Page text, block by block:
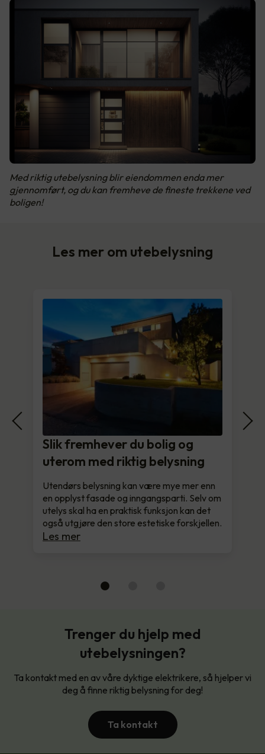
Med riktig utebelysning blir eiendommen enda mer
gjennomført, og du kan fremheve de fineste trekkene ved
boligen!
Les mer om utebelysning
Slik fremhever du bolig og
uterom med riktig belysning
Utendørs belysning kan være mye mer enn
en opplyst fasade og inngangsparti. Selv om
utelys skal ha en praktisk funksjon kan det
også utgjøre den store estetiske forskjellen.
Les mer
Trenger du hjelp med
utebelysningen?
Ta kontakt med en av våre dyktige elektrikere, så hjelper vi
deg å finne riktig belysning for deg!
Ta kontakt